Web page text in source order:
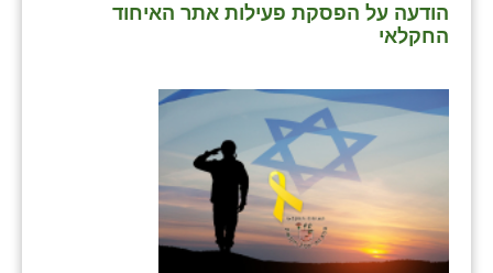
הודעה על הפסקת פעילות אתר האיחוד
החקלאי